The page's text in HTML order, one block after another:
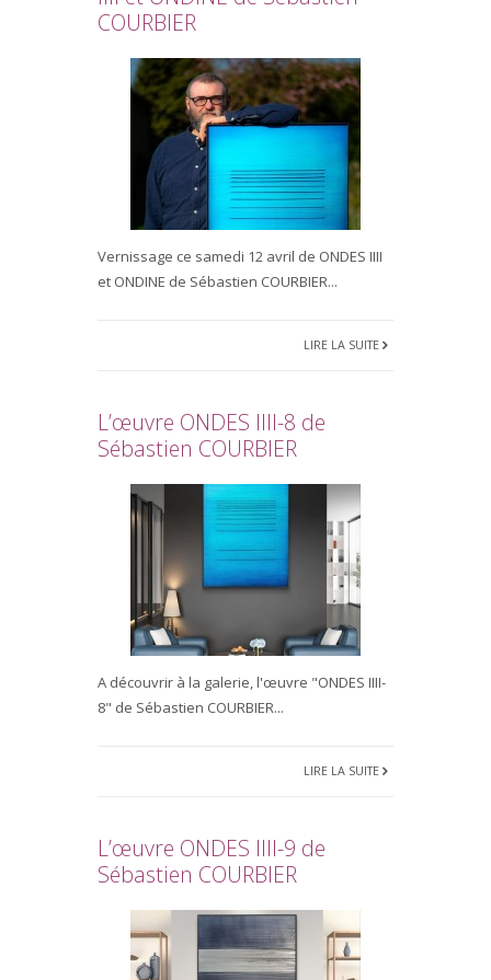
COURBIER
Vernissage ce samedi 12 avril de ONDES IIII
et ONDINE de Sébastien COURBIER...
LIRE LA SUITE
L’œuvre ONDES IIII-8 de
Sébastien COURBIER
A découvrir à la galerie, l'œuvre "ONDES IIII-
8" de Sébastien COURBIER...
LIRE LA SUITE
L’œuvre ONDES IIII-9 de
Sébastien COURBIER